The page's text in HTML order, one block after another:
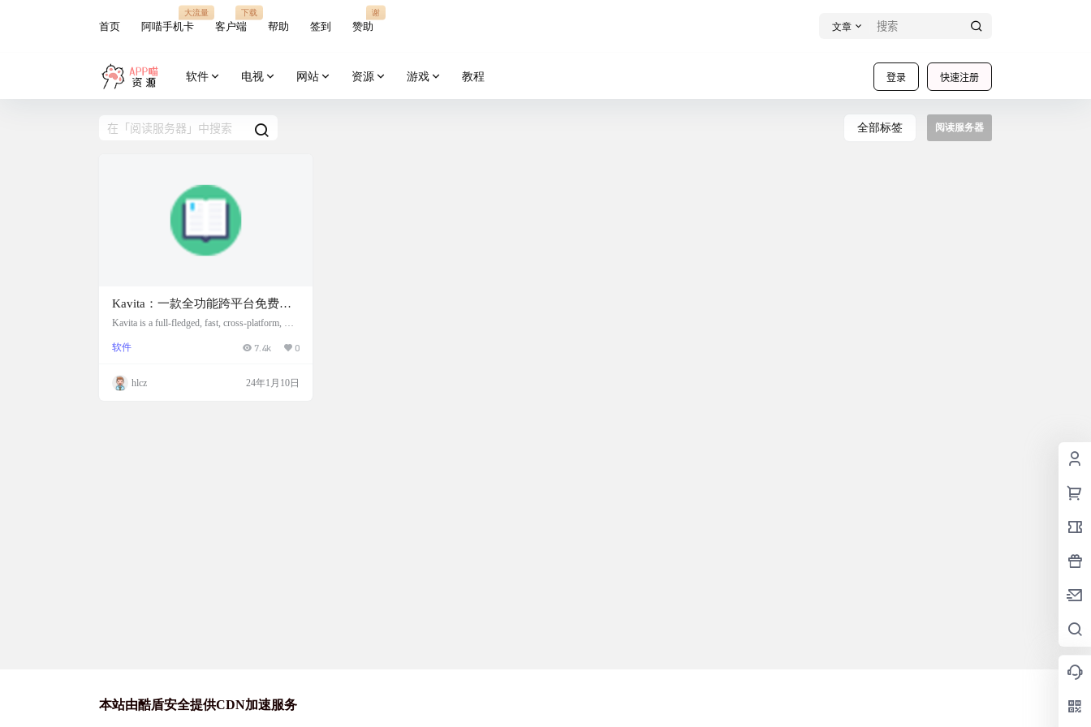
首页 阿喵手机卡
大流量
客户端
下载
帮助 签到 赞助
谢
文章
登录 快速注册
软件 电视 网站 资源 游戏 教程
全部标签 阅读服务器
Kavita：一款全功能跨平台免费开
源的阅读服务器
Kavita is a full-fledged, fast, cross-platform, & o
介绍: 一个快速、功能丰富的跨平台阅读服
F、原始图像等，可以设置您自己的服务器
并与您的朋友和家人分享您的阅读收藏。 软
软件 7.4k 0
hlcz 24年1月10日
本站由酷盾安全提供CDN加速服务